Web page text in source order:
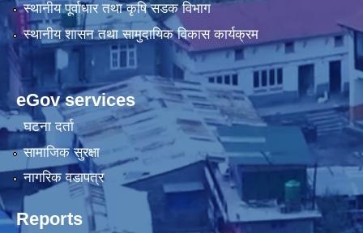
स्थानीय पूर्वाधार तथा कृषि सडक विभाग
स्थानीय शासन तथा सामुदायिक विकास कार्यक्रम
eGov services
घटना दर्ता
सामाजिक सुरक्षा
नागरिक वडापत्र
Reports